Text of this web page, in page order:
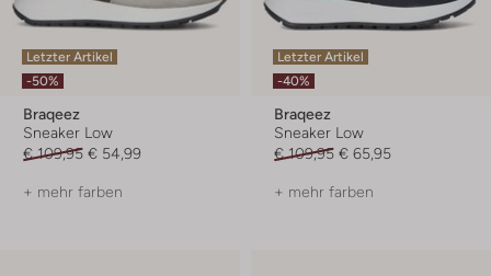
Letzter Artikel
-50%
Braqeez
Sneaker Low
€ 109,95 € 54,99
+ mehr farben
Letzter Artikel
-40%
Braqeez
Sneaker Low
€ 109,95 € 65,95
+ mehr farben